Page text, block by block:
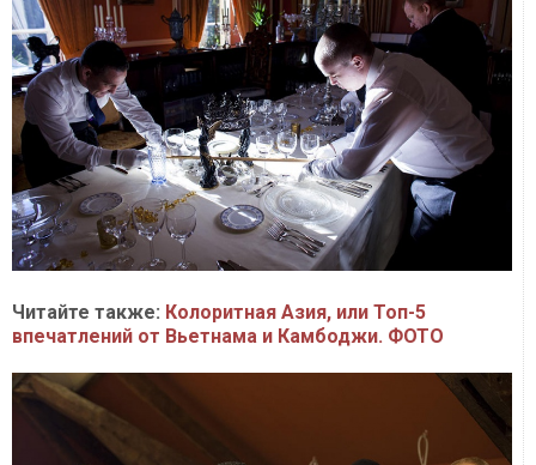
Читайте также: Колоритная Азия, или Топ-5
впечатлений от Вьетнама и Камбоджи. ФОТО